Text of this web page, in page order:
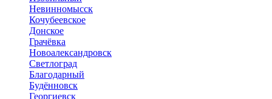
Невинномысск
Кочубеевское
Донское
Грачёвка
Новоалександровск
Светлоград
Благодарный
Будённовск
Георгиевск